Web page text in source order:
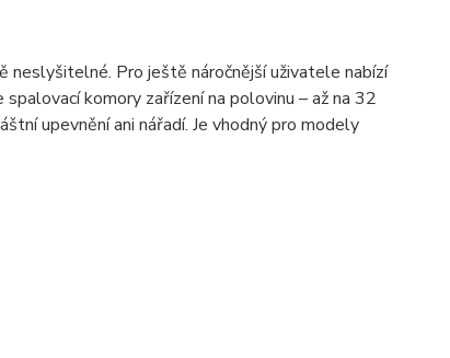
Pro ještě náročnější uživatele nabízí
komory zařízení na polovinu – až na 32
upevnění ani nářadí. Je vhodný pro modely